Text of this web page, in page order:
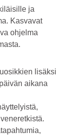
ja
Kasvavat
ohjelma
lisäksi
aikana